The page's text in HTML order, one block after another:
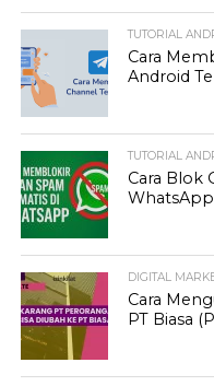
TUTORIAL
Cara
Android
TUTORIAL
Cara Blok
WhatsApp
DIGITAL
Cara
PT Biasa